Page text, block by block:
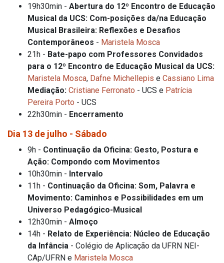
19h30min - Abertura do 12º Encontro de Educação
Musical da UCS: Com-posições da/na Educação
Musical Brasileira: Reflexões e Desafios
Contemporâneos - Maristela Mosca
21h - Bate-papo com Professores Convidados
para o 12º Encontro de Educação Musical da UCS:
Maristela Mosca, Dafne Michellepis e Cassiano Lima
Mediação: Cristiane Ferronato - UCS e Patrícia
Pereira Porto - UCS
22h30min - Encerramento
Dia 13 de julho - Sábado
9h - Continuação da Oficina: Gesto, Postura e
Ação: Compondo com Movimentos
10h30min - Intervalo
11h - Continuação da Oficina: Som, Palavra e
Movimento: Caminhos e Possibilidades em um
Universo Pedagógico-Musical
12h30min - Almoço
14h - Relato de Experiência: Núcleo de Educação
da Infância - Colégio de Aplicação da UFRN NEI-
CAp/UFRN e Maristela Mosca